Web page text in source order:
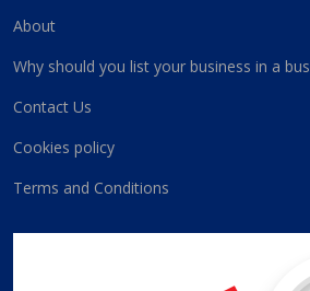
About
Why should you list your business in a
Contact Us
Cookies policy
Terms and Conditions